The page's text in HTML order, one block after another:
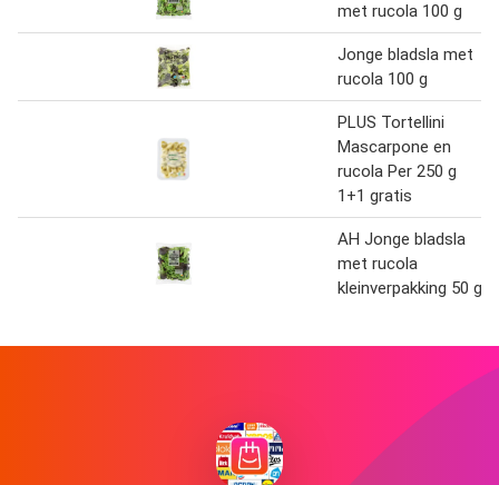
met rucola 100 g
Jonge bladsla met
rucola 100 g
PLUS Tortellini
Mascarpone en
rucola Per 250 g
1+1 gratis
AH Jonge bladsla
met rucola
kleinverpakking 50 g